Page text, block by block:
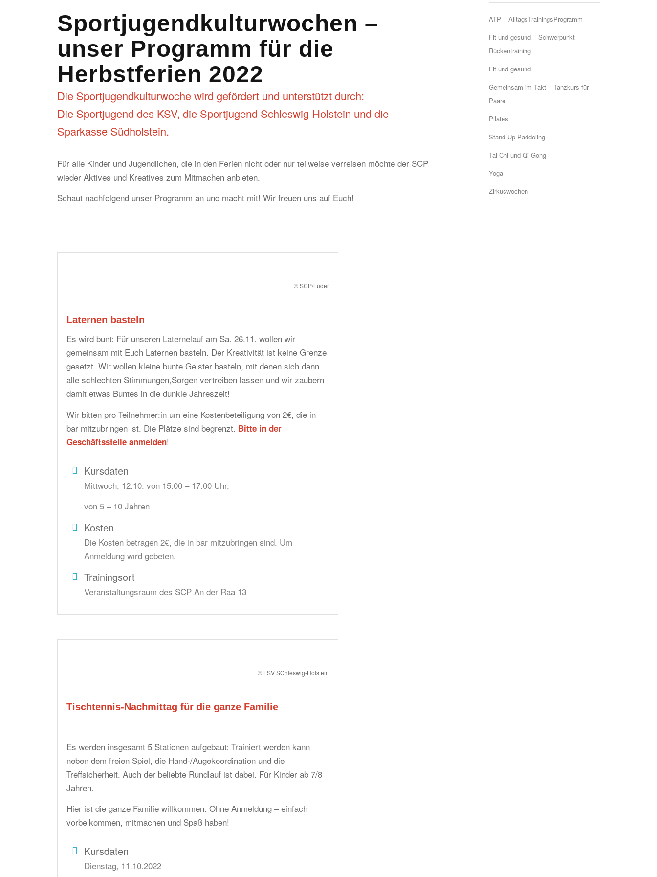
Sportjugend­kulturwochen –
unser Programm für die
Herbstferien 2022
Die Sportjugendkulturwoche wird gefördert und unterstützt durch:
Die Sportjugend des KSV, die Sportjugend Schleswig-Holstein und die
Sparkasse Südholstein.
Für alle Kinder und Jugendlichen, die in den Ferien nicht oder nur teilweise verreisen möchte der SCP
wieder Aktives und Kreatives zum Mitmachen anbieten.
Schaut nachfolgend unser Programm an und macht mit! Wir freuen uns auf Euch!
© SCP/Lüder
Laternen basteln
Es wird bunt: Für unseren Laternelauf am Sa. 26.11. wollen wir
gemeinsam mit Euch Laternen basteln. Der Kreativität ist keine Grenze
gesetzt. Wir wollen kleine bunte Geister basteln, mit denen sich dann
alle schlechten Stimmungen,Sorgen vertreiben lassen und wir zaubern
damit etwas Buntes in die dunkle Jahreszeit!
Wir bitten pro Teilnehmer:in um eine Kostenbeteiligung von 2€, die in
bar mitzubringen ist. Die Plätze sind begrenzt. Bitte in der
Geschäftsstelle anmelden!
Kursdaten
Mittwoch, 12.10. von 15.00 – 17.00 Uhr,
von 5 – 10 Jahren
Kosten
Die Kosten betragen 2€, die in bar mitzubringen sind. Um
Anmeldung wird gebeten.
Trainingsort
Veranstaltungsraum des SCP An der Raa 13
© LSV SChleswig-Holstein
Tischtennis-Nachmittag für die ganze Familie
Es werden insgesamt 5 Stationen aufgebaut: Trainiert werden kann
neben dem freien Spiel, die Hand-/Augekoordination und die
Treffsicherheit. Auch der beliebte Rundlauf ist dabei. Für Kinder ab 7/8
Jahren.
Hier ist die ganze Familie willkommen. Ohne Anmeldung – einfach
vorbeikommen, mitmachen und Spaß haben!
Kursdaten
Dienstag, 11.10.2022
ATP – AlltagsTrainingsProgramm
Fit und gesund – Schwerpunkt
Rückentraining
Fit und gesund
Gemeinsam im Takt – Tanzkurs für
Paare
Pilates
Stand Up Paddeling
Tai Chi und Qi Gong
Yoga
Zirkuswochen